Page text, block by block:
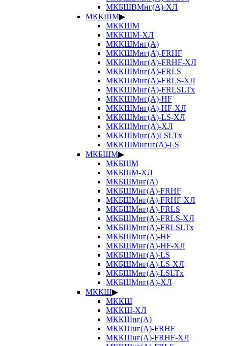
МКБШВМнг(А)-ХЛ
МККШМ▶
МККШМ
МККШМ-ХЛ
МККШМнг(А)
МККШМнг(А)-FRHF
МККШМнг(А)-FRHF-ХЛ
МККШМнг(А)-FRLS
МККШМнг(А)-FRLS-ХЛ
МККШМнг(А)-FRLSLTx
МККШМнг(А)-HF
МККШМнг(А)-HF-ХЛ
МККШМнг(А)-LS-ХЛ
МККШМнг(А)-ХЛ
МККШМнг(А)LSLTx
МККШМнгнг(А)-LS
МКБШМ▶
МКБШМ
МКБШМ-ХЛ
МКБШМнг(А)
МКБШМнг(А)-FRHF
МКБШМнг(А)-FRHF-ХЛ
МКБШМнг(А)-FRLS
МКБШМнг(А)-FRLS-ХЛ
МКБШМнг(А)-FRLSLTx
МКБШМнг(А)-HF
МКБШМнг(А)-HF-ХЛ
МКБШМнг(А)-LS
МКБШМнг(А)-LS-ХЛ
МКБШМнг(А)-LSLTx
МКБШМнг(А)-ХЛ
МККШ▶
МККШ
МККШ-ХЛ
МККШнг(А)
МККШнг(А)-FRHF
МККШнг(А)-FRHF-ХЛ